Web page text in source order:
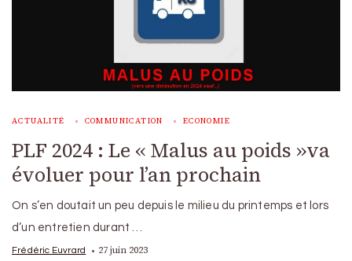
ACTUALITÉ COMMUNICATION ECONOMIE
PLF 2024 : Le « Malus au poids »va
évoluer pour l’an prochain
On s’en doutait un peu depuis le milieu du printemps et lors
d’un entretien durant …
Frédéric Euvrard 27 juin 2023